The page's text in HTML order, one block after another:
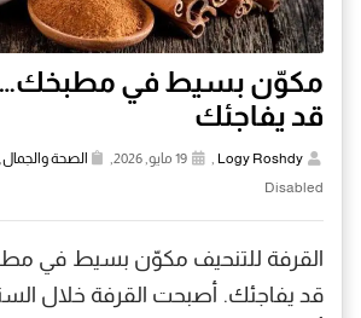
مكوّن بسيط في مطبخك…
قد يفاجئك
Logy Roshdy
, الصحة والجمال,
Disabled
القرفة للتنحيف مكوّن بسيط في
قد يفاجئك. أصبحت القرفة خلال